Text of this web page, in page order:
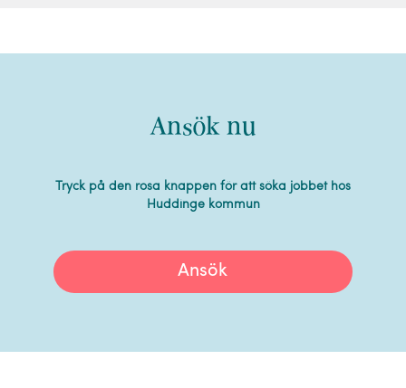
Ansök nu
Tryck på den rosa knappen för att söka jobbet hos
Huddinge kommun
Ansök